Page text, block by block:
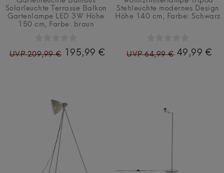
Solarleuchte Terrasse Balkon
Gartenlampe LED 3W Höhe
150 cm , Farbe: braun
UVP 209,99 € 195,99 €
Stehleuchte modernes Design
Höhe 140 cm , Farbe: Schwarz
UVP 64,99 € 49,99 €